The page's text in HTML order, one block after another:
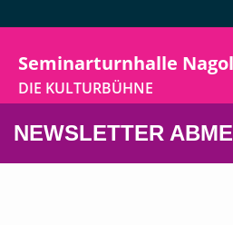
Seminarturnhalle
DIE KULTURBÜHNE
Home
Programm
NEWSLETTER